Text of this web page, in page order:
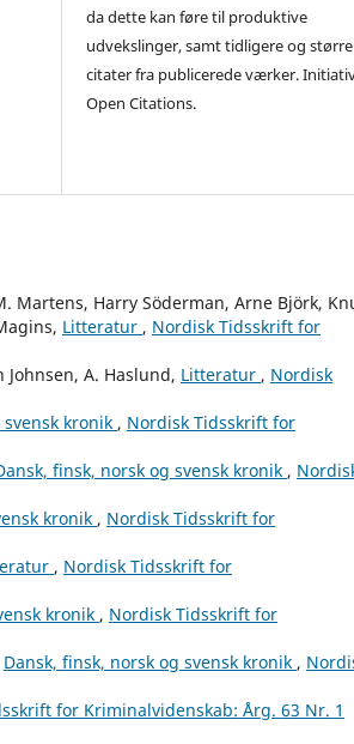
da dette kan føre til produktive
udvekslinger, samt tidligere og større
citater fra publicerede værker.
Open Citations.
Martens, Harry Söderman, Arne Björk,
Litteratur , Nordisk Tidsskrift for
A. Haslund, Litteratur , Nordisk
kronik , Nordisk Tidsskrift for
finsk, norsk og svensk kronik ,
kronik , Nordisk Tidsskrift for
, Nordisk Tidsskrift for
kronik , Nordisk Tidsskrift for
Dansk, finsk, norsk og svensk kronik ,
for Kriminalvidenskab: Årg. 63 Nr. 1